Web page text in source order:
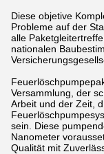
Diese objetive
Probleme auf der
alle
nationalen
Versammlung, der
Arbeit und der Zeit,
sein. Diese
Nanometer
Qualität mit